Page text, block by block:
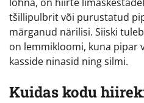
tšillipulbrit või purustatud
märganud närilisi. Siiski
on lemmikloomi, kuna pipar
kasside ninasid ning silmi.
Kuidas kodu